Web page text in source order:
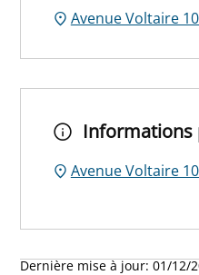
Avenue Voltaire
Informations
Avenue Voltaire
Dernière mise à jour:01/12/